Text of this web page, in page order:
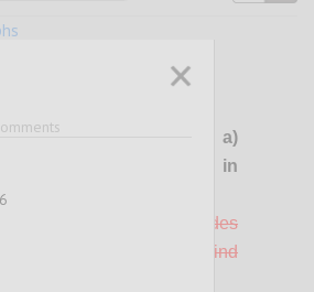
und
a)
schwer prüfbar, b) in
integriert
/ Tapeten des
des Betriebsstandortes sind